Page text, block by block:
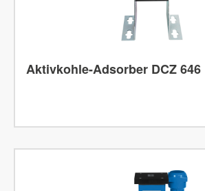
Aktivkohle-Adsorber DCZ 646